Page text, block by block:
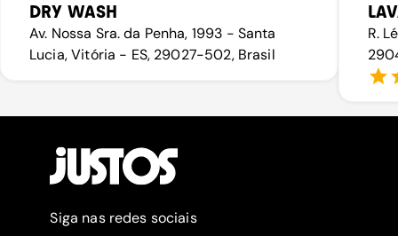
DRY WASH
Av. Nossa Sra. da Penha, 1993 - Santa
Lucia, Vitória - ES, 29027-502, Brasil
R.
Siga nas redes sociais